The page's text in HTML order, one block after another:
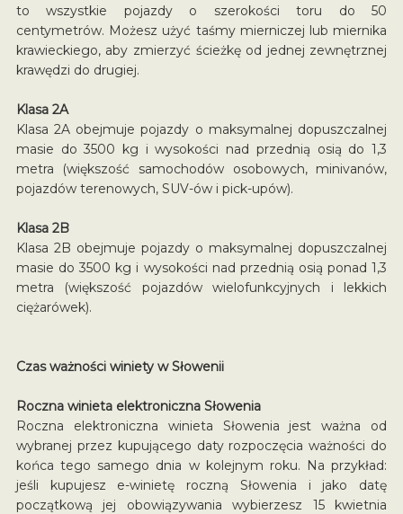
to wszystkie pojazdy o szerokości toru do 50
centymetrów. Możesz użyć taśmy mierniczej lub miernika
krawieckiego, aby zmierzyć ścieżkę od jednej zewnętrznej
krawędzi do drugiej.
Klasa 2A
Klasa 2A obejmuje pojazdy o maksymalnej dopuszczalnej
masie do 3500 kg i wysokości nad przednią osią do 1,3
metra (większość samochodów osobowych, minivanów,
pojazdów terenowych, SUV-ów i pick-upów).
Klasa 2B
Klasa 2B obejmuje pojazdy o maksymalnej dopuszczalnej
masie do 3500 kg i wysokości nad przednią osią ponad 1,3
metra (większość pojazdów wielofunkcyjnych i lekkich
ciężarówek).
Czas ważności winiety w Słowenii
Roczna winieta elektroniczna Słowenia
Roczna elektroniczna winieta Słowenia jest ważna od
wybranej przez kupującego daty rozpoczęcia ważności do
końca tego samego dnia w kolejnym roku. Na przykład:
jeśli kupujesz e-winietę roczną Słowenia i jako datę
początkową jej obowiązywania wybierzesz 15 kwietnia